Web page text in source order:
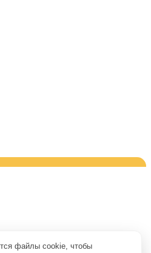
файлы cookie, чтобы